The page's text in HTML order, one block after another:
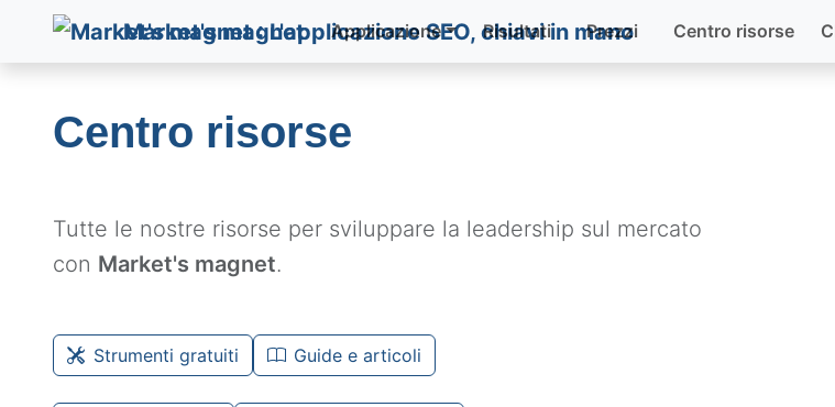
Market's magnet Applicazione Risultati Prezzi Centro risorse
Centro risorse
Tutte le nostre risorse per sviluppare la leadership sul mercato
con Market's magnet.
Strumenti gratuiti Guide e articoli